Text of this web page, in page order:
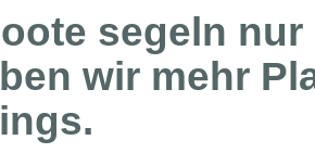
segeln
wir mehr